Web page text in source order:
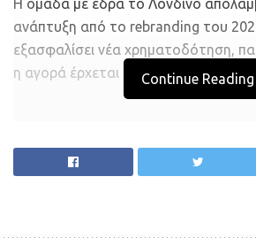
Η ομάδα με έδρα το Λονδίνο
ανάπτυξη από το rebranding του
εξασφαλίσει νέα χρηματοδότηση,
η αγορά έρχεται αντιμέτωπη με
Η χρηματοδότηση
Continue Reading